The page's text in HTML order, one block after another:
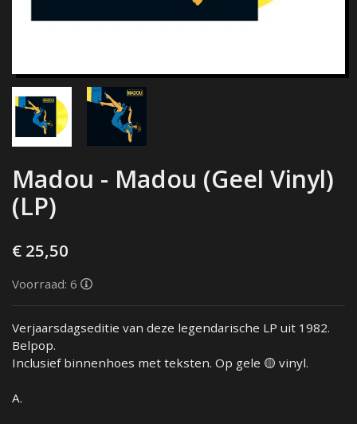
Madou - Madou (Geel Vinyl)
(LP)
€ 25,50
Voorraad: 6
Verjaarsdagseditie van deze legendarische LP uit 1982.
Belpop.
Inclusief binnenhoes met teksten. Op gele 🟡 vinyl.
A.